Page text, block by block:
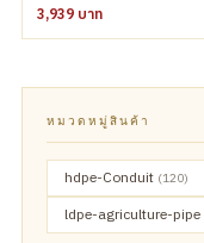
3,939 บาท
หมวดหมู่สินค้า
hdpe-Conduit (120)
ldpe-agriculture-pipe